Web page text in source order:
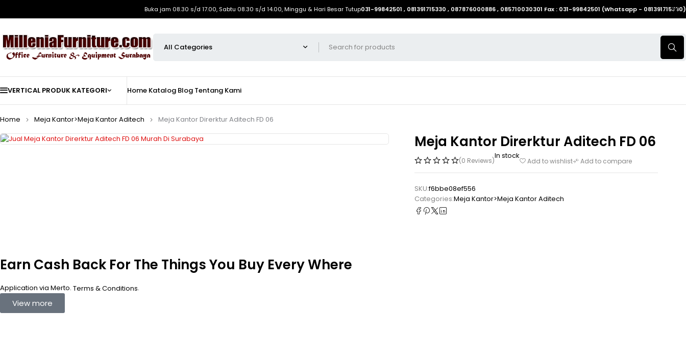
Buka jam 08.30 s/d 17.00, Sabtu 08.30 s/d 14.00, Minggu & Hari Besar Tutup031-99842501 , 081391715330 , 087876000886 , 085710030301 Fax : 031-99842501 (Whatsapp - 081391715330)
VERTICAL PRODUK KATEGORI Home Katalog Blog Tentang Kami
Home Meja Kantor>Meja Kantor Aditech Meja Kantor Direrktur Aditech FD 06
Meja Kantor Direrktur Aditech FD 06
(0 Reviews)
In stock
Add to wishlist Add to compare
SKU:f6bbe08ef556
Categories:Meja Kantor>Meja Kantor Aditech
Earn Cash Back For The Things You Buy Every Where
Application via Merto. Terms & Conditions.
View more